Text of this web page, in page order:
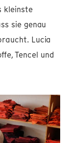
kleinste
sie genau
Lucia
Tencel und